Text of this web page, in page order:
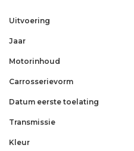
Uitvoering
Jaar
Motorinhoud
Carrosserievorm
Datum eerste toelating
Transmissie
Kleur